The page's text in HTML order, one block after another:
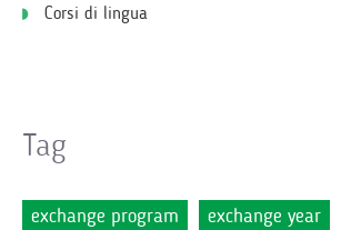
Corsi di lingua
Tag
exchange program
exchange year